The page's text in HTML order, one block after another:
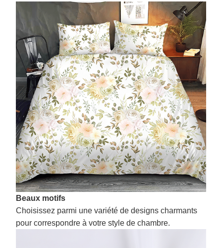
Beaux motifs
Choisissez parmi une variété de designs charmants
pour correspondre à votre style de chambre.